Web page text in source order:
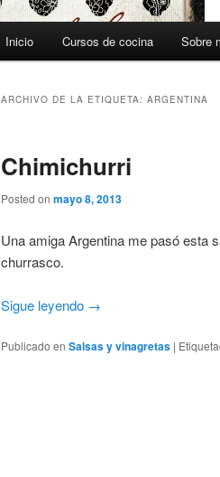
Inicio Cursos de cocina Sobre
ARCHIVO DE LA ETIQUETA: ARGENTINA
Chimichurri
Posted on mayo 8, 2013
Una amiga Argentina me pasó esta
churrasco.
Sigue leyendo →
Publicado en Salsas y vinagretas |